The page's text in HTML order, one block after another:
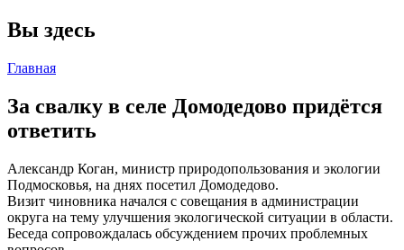
Вы здесь
Главная
За свалку в селе Домодедово придётся
ответить
Александр Коган, министр природопользования и экологии
Подмосковья, на днях посетил Домодедово.
Визит чиновника начался с совещания в администрации
округа на тему улучшения экологической ситуации в области.
Беседа сопровождалась обсуждением прочих проблемных